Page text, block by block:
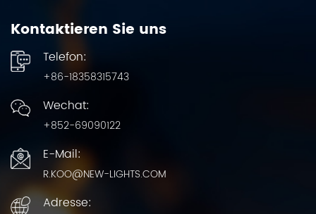
Kontaktieren Sie uns
Telefon:
+86-18358315743
Wechat:
+852-69090122
E-Mail:
R.KOO@NEW-LIGHTS.COM
Adresse: